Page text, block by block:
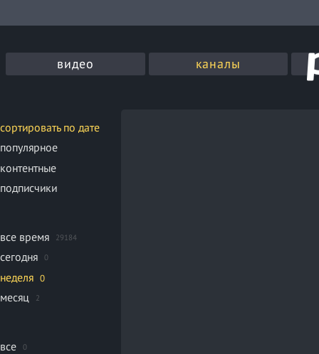
видео каналы
сортировать по дате
популярное
контентные
подписчики
все время 29184
сегодня 0
неделя 0
месяц 2
все 0